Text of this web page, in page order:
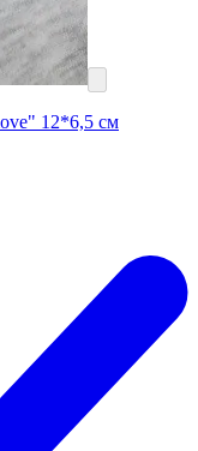
12*6,5 см